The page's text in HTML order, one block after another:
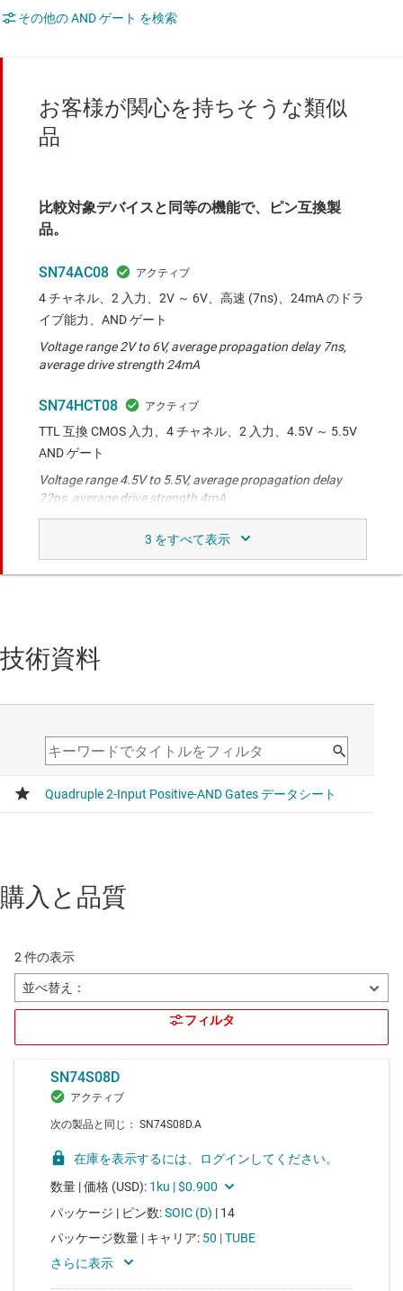
その他の AND ゲート を検索
お客様が関心を持ちそうな類似
品
比較対象デバイスと同等の機能で、ピン互換製
品。
SN74AC08
4 チャネル、2 入力、2V ～ 6V、高速 (7ns)、24mA のドラ
イブ能力、AND ゲート
Voltage range 2V to 6V, average propagation delay 7ns,
average drive strength 24mA
SN74HCT08
TTL 互換 CMOS 入力、4 チャネル、2 入力、4.5V ～ 5.5V
AND ゲート
Voltage range 4.5V to 5.5V, average propagation delay
22ns, average drive strength 4mA
4 チャネル、2 入力、2V ～ 6V、5.2mA のドライブ能力、
技術資料
購入と品質